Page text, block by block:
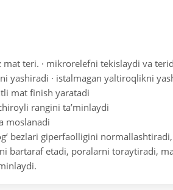
mat teri. · mikrorelefni tekislaydi va
yashiradi · istalmagan yaltiroqlikni
mat finish yaratadi
rangini ta’minlaydi
moslanadi
bezlari giperfaolligini normallashtiradi,
bartaraf etadi, poralarni toraytiradi,